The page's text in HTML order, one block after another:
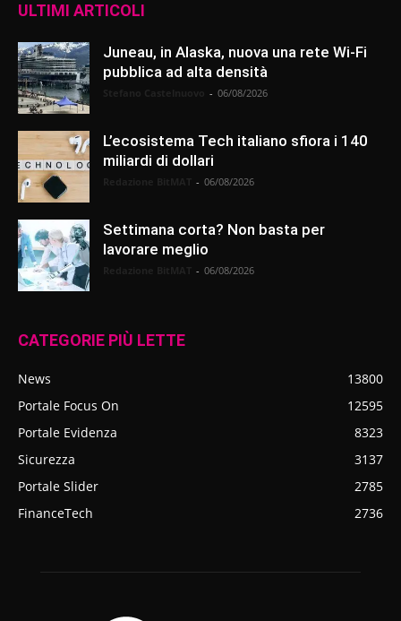
ULTIMI ARTICOLI
Juneau, in Alaska, nuova una rete Wi-Fi
pubblica ad alta densità
- 06/08/2026
L’ecosistema Tech italiano sfiora i 140
miliardi di dollari
- 06/08/2026
Settimana corta? Non basta per
lavorare meglio
- 06/08/2026
CATEGORIE PIÙ LETTE
News
13800
Portale Focus On
12595
Portale Evidenza
8323
Sicurezza
3137
Portale Slider
2785
FinanceTech
2736